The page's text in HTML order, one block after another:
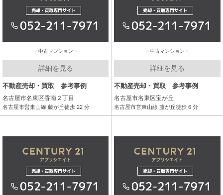
中古マンション
詳細を見る
不動産売却・買取 参考事例
名古屋市名東区香南２丁目
名古屋市営東山線 藤が丘徒歩 22 分
中古マンション
詳細を見る
不動産売却・買取 参考事例
名古屋市名東区宝が丘
名古屋市営東山線 藤が丘徒歩 6 分